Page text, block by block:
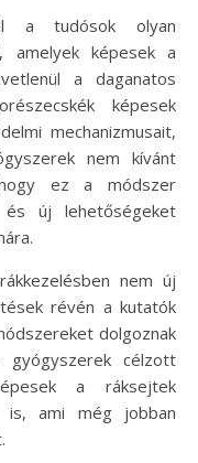
a tudósok olyan
amelyek képesek a
a daganatos
képesek
mechanizmusait,
nem kívánt
ez a módszer
és új lehetőségeket
nem új
révén a kutatók
dolgoznak
gyógyszerek célzott
a ráksejtek
is, ami még jobban